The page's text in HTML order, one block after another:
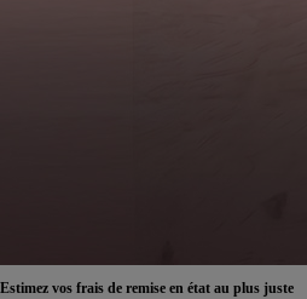
Réservez en ligne votre occasion pour 1€ seulement